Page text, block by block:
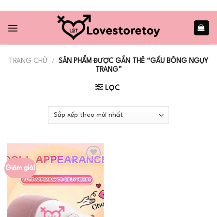
content
TRANG CHỦ /
SẢN PHẨM ĐƯỢC GẮN THẺ “GẤU BÔNG NGỤY
TRANG”
LỌC
Giảm giá!
Add to
wishlist